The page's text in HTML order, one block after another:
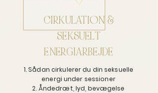
CIRKULATION &
SEKSUELT
ENERGIARBEJDE
1. Sådan cirkulerer du din seksuelle
energi under sessioner
2. Åndedræt, lyd, bevægelse